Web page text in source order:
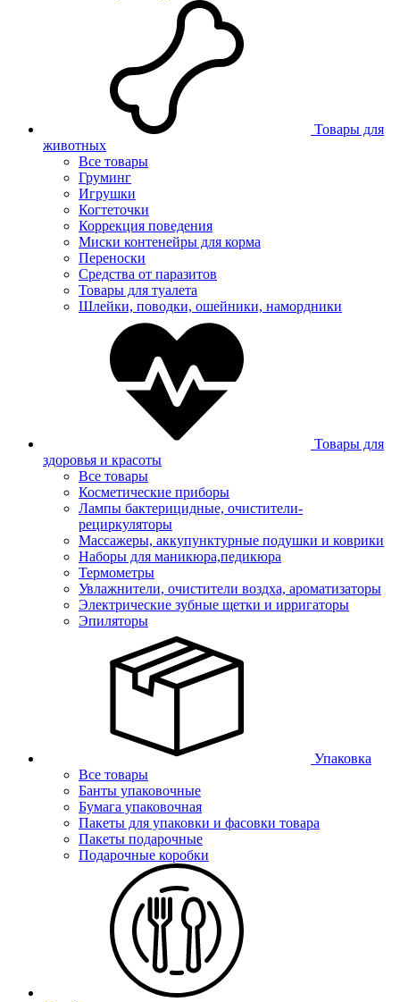
Товары для
животных
Все товары
Груминг
Игрушки
Когтеточки
Коррекция поведения
Миски контенейры для корма
Переноски
Средства от паразитов
Товары для туалета
Шлейки, поводки, ошейники, намордники
Товары для
здоровья и красоты
Все товары
Косметические приборы
Лампы бактерицидные, очистители-
рециркуляторы
Массажеры, аккупунктурные подушки и коврики
Наборы для маникюра,педикюра
Термометры
Увлажнители, очистители воздха, ароматизаторы
Электрические зубные щетки и ирригаторы
Эпиляторы
Упаковка
Все товары
Банты упаковочные
Бумага упаковочная
Пакеты для упаковки и фасовки товара
Пакеты подарочные
Подарочные коробки